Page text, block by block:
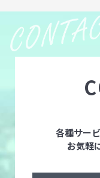
各種サー
お気軽